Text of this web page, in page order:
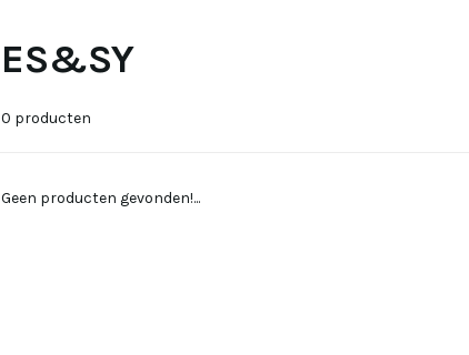
ES&SY
0 producten
Geen producten gevonden!...